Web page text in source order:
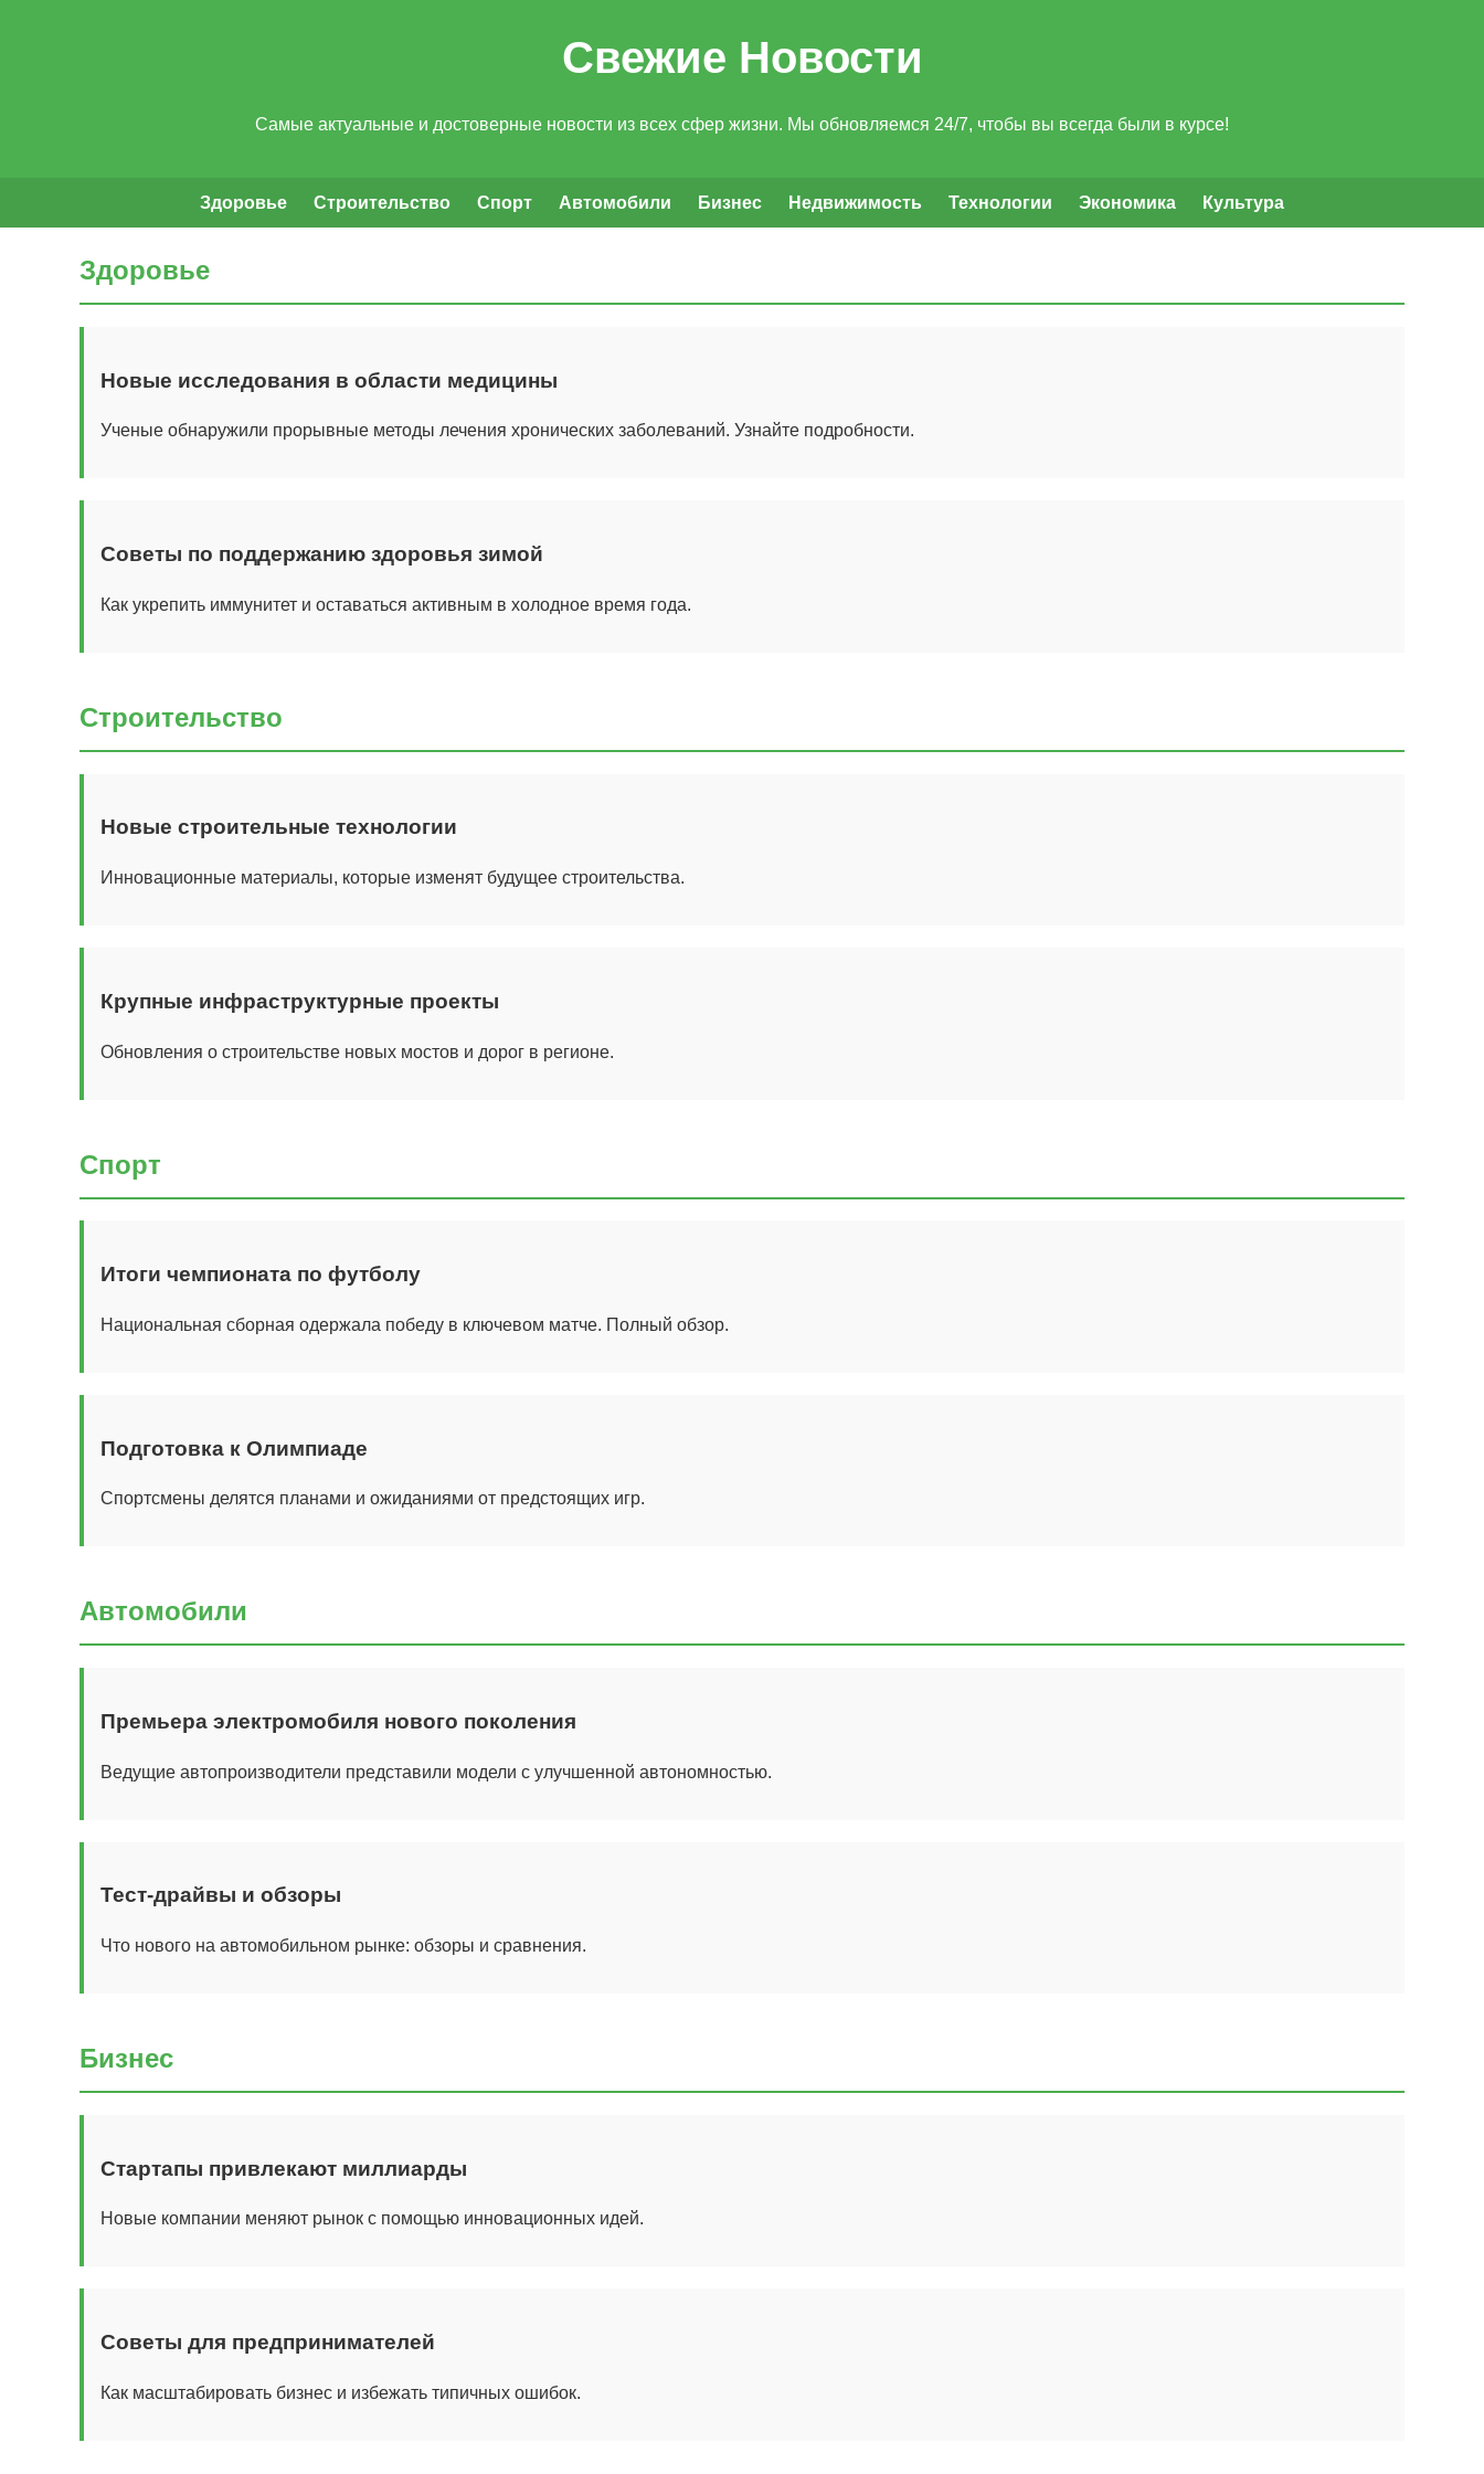
Свежие Новости
Самые актуальные и достоверные новости из всех сфер жизни. Мы обновляемся 24/7, чтобы вы всегда были в курсе!
Здоровье Строительство Спорт Автомобили Бизнес Недвижимость Технологии Экономика Культура
Здоровье
Новые исследования в области медицины
Ученые обнаружили прорывные методы лечения хронических заболеваний. Узнайте подробности.
Советы по поддержанию здоровья зимой
Как укрепить иммунитет и оставаться активным в холодное время года.
Строительство
Новые строительные технологии
Инновационные материалы, которые изменят будущее строительства.
Крупные инфраструктурные проекты
Обновления о строительстве новых мостов и дорог в регионе.
Спорт
Итоги чемпионата по футболу
Национальная сборная одержала победу в ключевом матче. Полный обзор.
Подготовка к Олимпиаде
Спортсмены делятся планами и ожиданиями от предстоящих игр.
Автомобили
Премьера электромобиля нового поколения
Ведущие автопроизводители представили модели с улучшенной автономностью.
Тест-драйвы и обзоры
Что нового на автомобильном рынке: обзоры и сравнения.
Бизнес
Стартапы привлекают миллиарды
Новые компании меняют рынок с помощью инновационных идей.
Советы для предпринимателей
Как масштабировать бизнес и избежать типичных ошибок.